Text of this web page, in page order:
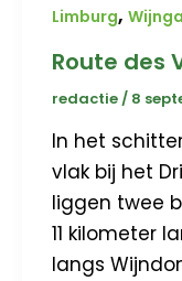
Limburg,
Route des
redactie / 8
In het
vlak bij het
liggen twee
11 kilometer
langs